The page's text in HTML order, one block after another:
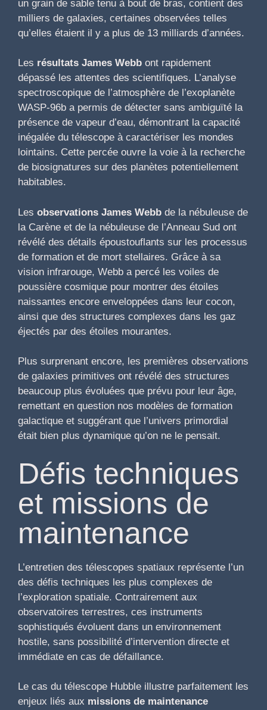
un grain de sable tenu à bout de bras, contient des
milliers de galaxies, certaines observées telles
qu’elles étaient il y a plus de 13 milliards d’années.
Les résultats James Webb ont rapidement
dépassé les attentes des scientifiques. L’analyse
spectroscopique de l’atmosphère de l’exoplanète
WASP-96b a permis de détecter sans ambiguïté la
présence de vapeur d’eau, démontrant la capacité
inégalée du télescope à caractériser les mondes
lointains. Cette percée ouvre la voie à la recherche
de biosignatures sur des planètes potentiellement
habitables.
Les observations James Webb de la nébuleuse de
la Carène et de la nébuleuse de l’Anneau Sud ont
révélé des détails époustouflants sur les processus
de formation et de mort stellaires. Grâce à sa
vision infrarouge, Webb a percé les voiles de
poussière cosmique pour montrer des étoiles
naissantes encore enveloppées dans leur cocon,
ainsi que des structures complexes dans les gaz
éjectés par des étoiles mourantes.
Plus surprenant encore, les premières observations
de galaxies primitives ont révélé des structures
beaucoup plus évoluées que prévu pour leur âge,
remettant en question nos modèles de formation
galactique et suggérant que l’univers primordial
était bien plus dynamique qu’on ne le pensait.
Défis techniques
et missions de
maintenance
L’entretien des télescopes spatiaux représente l’un
des défis techniques les plus complexes de
l’exploration spatiale. Contrairement aux
observatoires terrestres, ces instruments
sophistiqués évoluent dans un environnement
hostile, sans possibilité d’intervention directe et
immédiate en cas de défaillance.
Le cas du télescope Hubble illustre parfaitement les
enjeux liés aux missions de maintenance